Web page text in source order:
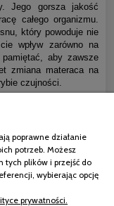
Jego gorsza jakość
całego organizmu.
który powoduje nie
wpływ zarówno na
aby zawsze
zmiana materaca na
czujności.
poprawne działanie
potrzeb. Możesz
tych plików i przejść do
wybierając opcję
prywatności.